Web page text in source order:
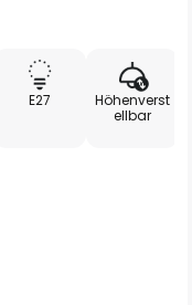
E27
Höhenverst
ellbar